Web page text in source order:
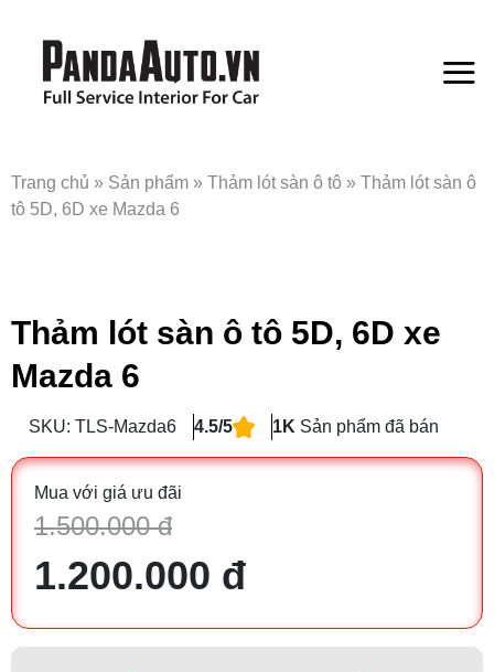
Trang chủ » Sản phẩm » Thảm lót sàn ô tô » Thảm lót sàn ô
tô 5D, 6D xe Mazda 6
Thảm lót sàn ô tô 5D, 6D xe
Mazda 6
SKU: TLS-Mazda6 4.5/5 1K Sản phẩm đã bán
Mua với giá ưu đãi
1.500.000 đ
1.200.000 đ